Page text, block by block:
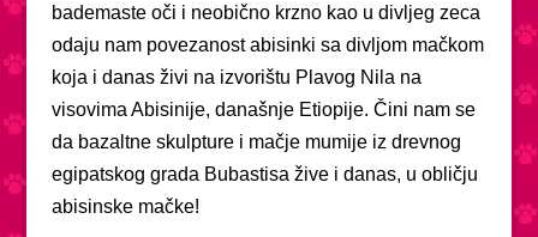
bademaste oči i neobično krzno kao u divljeg zeca
odaju nam povezanost abisinki sa divljom mačkom
koja i danas živi na izvorištu Plavog Nila na
visovima Abisinije, današnje Etiopije. Čini nam se
da bazaltne skulpture i mačje mumije iz drevnog
egipatskog grada Bubastisa žive i danas, u obličju
abisinske mačke!